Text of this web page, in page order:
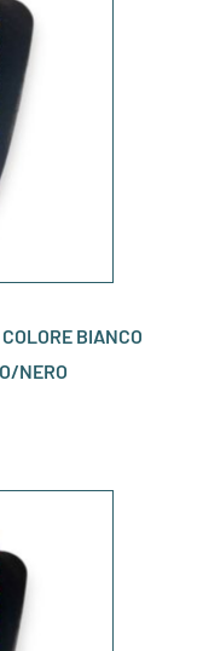
BIANCO
NERO